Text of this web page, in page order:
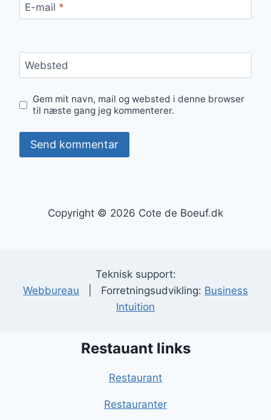
E-mail *
Websted
Gem mit navn, mail og websted i denne browser
til næste gang jeg kommenterer.
Copyright © 2026 Cote de Boeuf.dk
Teknisk support:
Webbureau | Forretningsudvikling: Business
Intuition
Restauant links
Restaurant
Restauranter